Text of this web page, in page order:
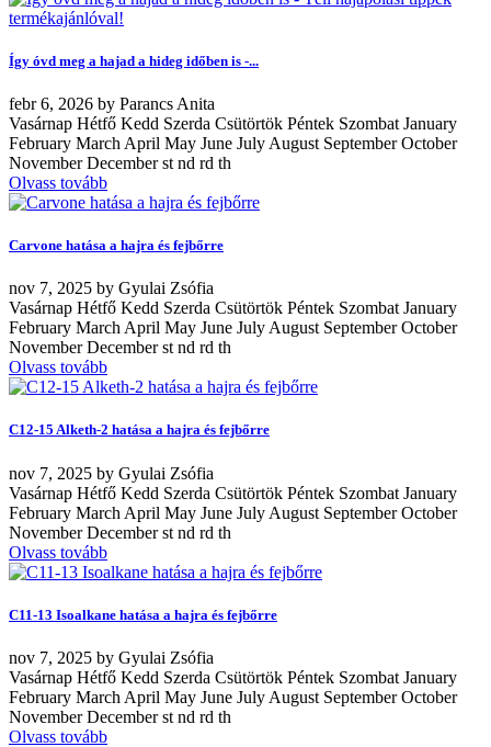
Így óvd meg a hajad a hideg időben is -...
febr6, 2026 by Parancs Anita
Vasárnap Hétfő Kedd Szerda Csütörtök Péntek Szombat January
February March April May June July August September October
November December st nd rd th
Olvass tovább
Carvone hatása a hajra és fejbőrre
nov 7, 2025 by Gyulai Zsófia
Vasárnap Hétfő Kedd Szerda Csütörtök Péntek Szombat January
February March April May June July August September October
November December st nd rd th
Olvass tovább
C12-15 Alketh-2 hatása a hajra és fejbőrre
nov 7, 2025 by Gyulai Zsófia
Vasárnap Hétfő Kedd Szerda Csütörtök Péntek Szombat January
February March April May June July August September October
November December st nd rd th
Olvass tovább
C11-13 Isoalkane hatása a hajra és fejbőrre
nov 7, 2025 by Gyulai Zsófia
Vasárnap Hétfő Kedd Szerda Csütörtök Péntek Szombat January
February March April May June July August September October
November December st nd rd th
Olvass tovább